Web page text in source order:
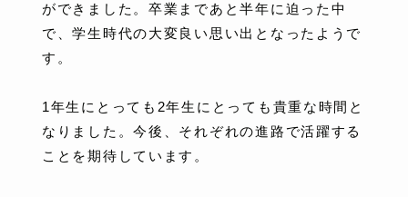
ができました。卒業まであと半年に迫った中
で、学生時代の大変良い思い出となったようで
す。
1年生にとっても2年生にとっても貴重な時間と
なりました。今後、それぞれの進路で活躍する
ことを期待しています。